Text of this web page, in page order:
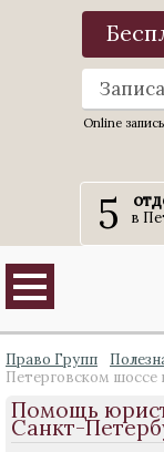
Online
5 в
Право Групп
Петерговском шоссе
Помощь
Санкт-